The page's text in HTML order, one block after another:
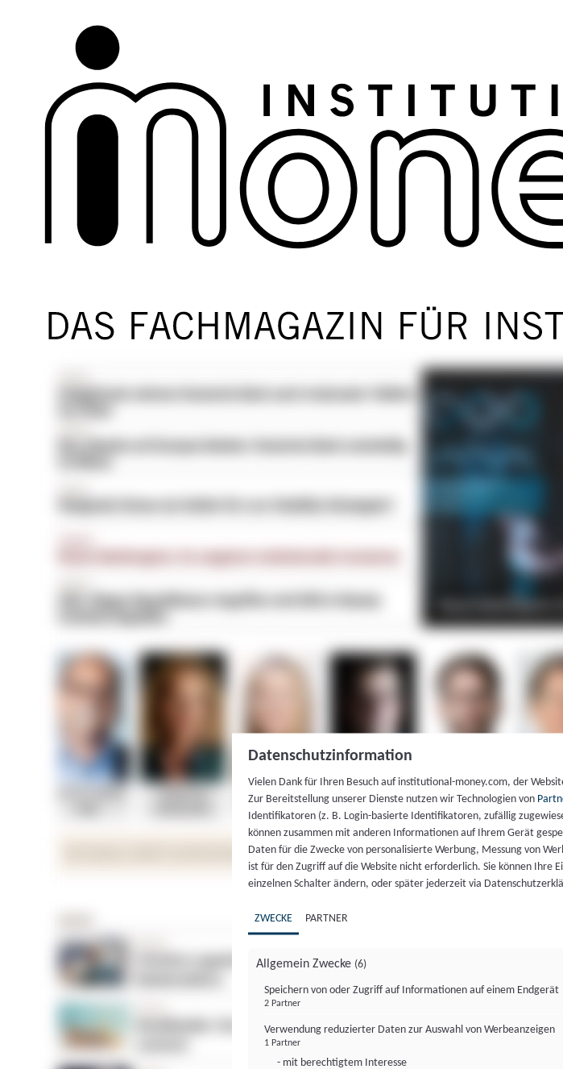
Datenschutzinformation
Vielen Dank für Ihren Besuch auf institutional-money.com, der
Zur Bereitstellung unserer Dienste nutzen wir Technologien von
Identifikatoren (z. B. Login-basierte Identifikatoren, zufällig
können zusammen mit anderen Informationen auf Ihrem Gerät
Daten für die Zwecke von personalisierte Werbung, Messung von
ist für den Zugriff auf die Website nicht erforderlich. Sie können Ihre
einzelnen Schalter ändern, oder später jederzeit via
ZWECKE PARTNER
Allgemein Zwecke (6)
Speichern von oder Zugriff auf Informationen auf einem Endgerät
2 Partner
Verwendung reduzierter Daten zur Auswahl von Werbeanzeigen
1 Partner
- mit berechtigtem Interesse